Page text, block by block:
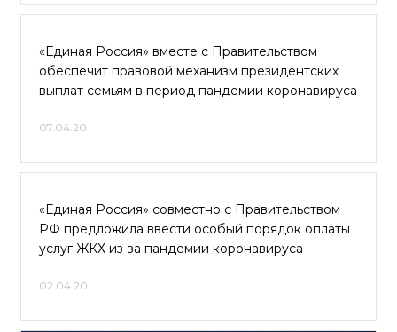
«Единая Россия» вместе с Правительством
обеспечит правовой механизм президентских
выплат семьям в период пандемии коронавируса
07.04.20
«Единая Россия» совместно с Правительством
РФ предложила ввести особый порядок оплаты
услуг ЖКХ из-за пандемии коронавируса
02.04.20